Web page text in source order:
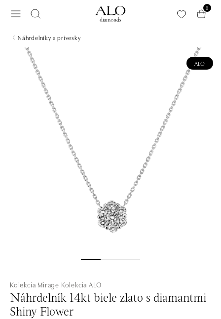
0
Náhrdelníky a prívesky
ALO
Kolekcia Mirage Kolekcia ALO
Náhrdelník 14kt biele zlato s diamantmi
Shiny Flower